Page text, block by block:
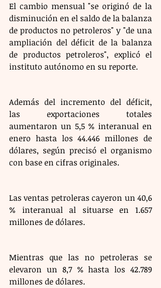
El cambio mensual "se originó de la
disminución en el saldo de la balanza
de productos no petroleros" y "de una
ampliación del déficit de la balanza
de productos petroleros", explicó el
instituto autónomo en su reporte.
Además del incremento del déficit,
las exportaciones totales
aumentaron un 5,5 % interanual en
enero hasta los 44.446 millones de
dólares, según precisó el organismo
con base en cifras originales.
Las ventas petroleras cayeron un 40,6
% interanual al situarse en 1.657
millones de dólares.
Mientras que las no petroleras se
elevaron un 8,7 % hasta los 42.789
millones de dólares.